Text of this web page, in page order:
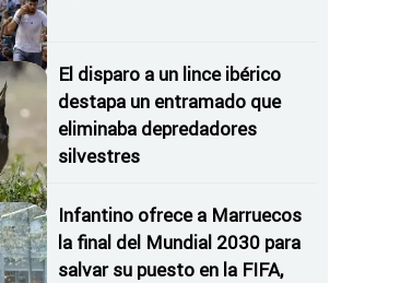
El disparo a un lince ibérico
destapa un entramado que
eliminaba depredadores
silvestres
Infantino ofrece a Marruecos
la final del Mundial 2030 para
salvar su puesto en la FIFA,